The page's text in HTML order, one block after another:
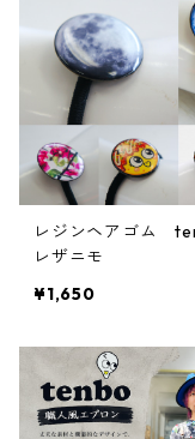
レジンヘアゴム
レザニモ
¥1,650